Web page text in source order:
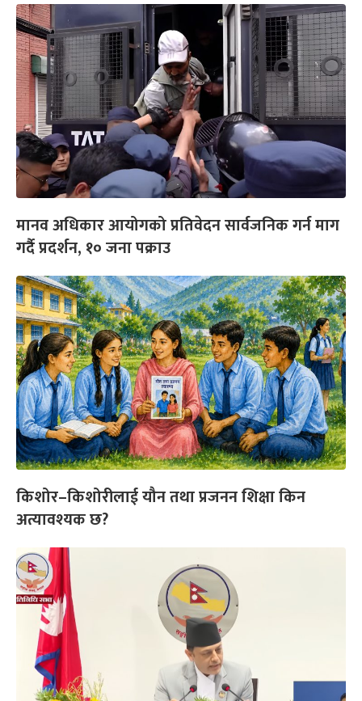
मानव अधिकार आयोगको प्रतिवेदन सार्वजनिक गर्न माग
गर्दै प्रदर्शन, १० जना पक्राउ
किशोर–किशोरीलाई यौन तथा प्रजनन शिक्षा किन
अत्यावश्यक छ?